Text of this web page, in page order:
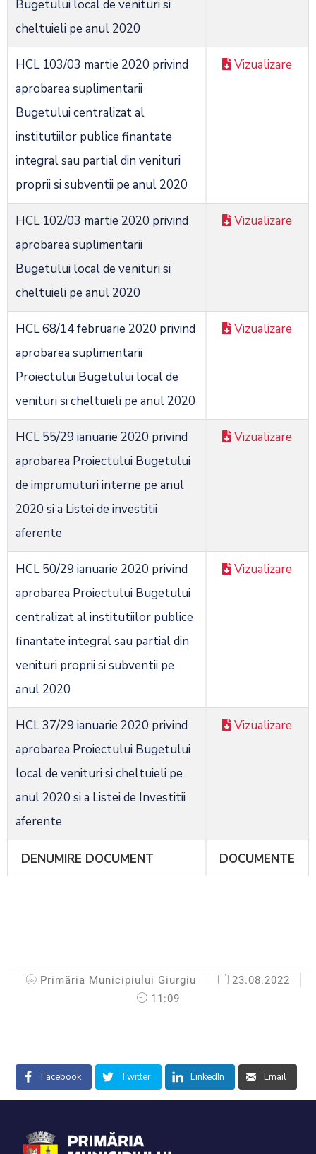
Bugetului local de venituri si
cheltuieli pe anul 2020
HCL 103/03 martie 2020 privind
aprobarea suplimentarii
Bugetului centralizat al
institutiilor publice finantate
integral sau partial din venituri
proprii si subventii pe anul 2020
Vizualizare
HCL 102/03 martie 2020 privind
aprobarea suplimentarii
Bugetului local de venituri si
cheltuieli pe anul 2020
Vizualizare
HCL 68/14 februarie 2020 privind
aprobarea suplimentarii
Proiectului Bugetului local de
venituri si cheltuieli pe anul 2020
Vizualizare
HCL 55/29 ianuarie 2020 privind
aprobarea Proiectului Bugetului
de imprumuturi interne pe anul
2020 si a Listei de investitii
aferente
Vizualizare
HCL 50/29 ianuarie 2020 privind
aprobarea Proiectului Bugetului
centralizat al institutiilor publice
finantate integral sau partial din
venituri proprii si subventii pe
anul 2020
Vizualizare
HCL 37/29 ianuarie 2020 privind
aprobarea Proiectului Bugetului
local de venituri si cheltuieli pe
anul 2020 si a Listei de Investitii
aferente
Vizualizare
DENUMIRE DOCUMENT DOCUMENTE
Primăria Municipiului Giurgiu
23.08.2022
11:09
Facebook Twitter LinkedIn Email